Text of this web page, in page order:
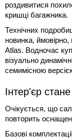
роздивитися
кришці багажника.
Технічних
новинка, ймовірно,
Atlas. Водночас
візуально
семимісною
Інтер'єр
Очікується, що
повторить
Базові